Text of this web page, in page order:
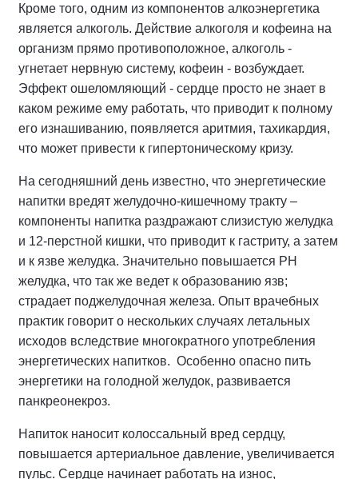
Кроме того, одним из компонентов алкоэнергетика
является алкоголь. Действие алкоголя и кофеина на
организм прямо противоположное, алкоголь -
угнетает нервную систему, кофеин - возбуждает.
Эффект ошеломляющий - сердце просто не знает в
каком режиме ему работать, что приводит к полному
его изнашиванию, появляется аритмия, тахикардия,
что может привести к гипертоническому кризу.
На сегодняшний день известно, что энергетические
напитки вредят желудочно-кишечному тракту –
компоненты напитка раздражают слизистую желудка
и 12-перстной кишки, что приводит к гастриту, а затем
и к язве желудка. Значительно повышается РН
желудка, что так же ведет к образованию язв;
страдает поджелудочная железа. Опыт врачебных
практик говорит о нескольких случаях летальных
исходов вследствие многократного употребления
энергетических напитков. Особенно опасно пить
энергетики на голодной желудок, развивается
панкреонекроз.
Напиток наносит колоссальный вред сердцу,
повышается артериальное давление, увеличивается
пульс. Сердце начинает работать на износ,